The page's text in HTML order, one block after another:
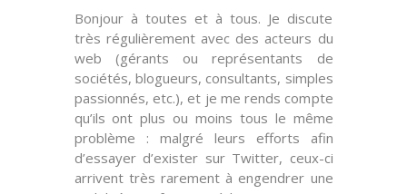
Bonjour à toutes et à tous. Je discute
très régulièrement avec des acteurs du
web (gérants ou représentants de
sociétés, blogueurs, consultants, simples
passionnés, etc.), et je me rends compte
qu’ils ont plus ou moins tous le même
problème : malgré leurs efforts afin
d’essayer d’exister sur Twitter, ceux-ci
arrivent très rarement à engendrer une